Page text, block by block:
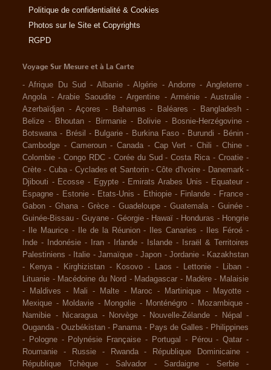
Politique de confidentialité & Cookies
Photos sur le Site et Copyrights
RGPD
Voyage Sur Mesure et à La Carte
-Afrique Du Sud - Albanie -Algérie -Andorre - Angleterre -
Angola -Arabie Saoudite -Argentine -Arménie -Australie -
Azerbaïdjan - Açores - Bahamas - Baléares - Bangladesh -
Belize - Bhoutan - Birmanie - Bolivie - Bosnie-Herzégovine -
Botswana - Brésil - Bulgarie - Burkina Faso - Burundi - Bénin -
Cambodge - Cameroun - Canada - Cap Vert - Chili -Chine -
Colombie - Congo RDC - Corée du Sud -Costa Rica -Croatie -
Crète - Cuba - Cyclades et Santorin -Côte d'Ivoire - Danemark -
Djibouti - Ecosse - Egypte - Emirats Arabes Unis - Equateur -
Espagne - Estonie - Etats-Unis - Ethiopie - Finlande - France -
Gabon - Ghana - Grèce - Guadeloupe - Guatemala - Guinée -
Guinée-Bissau - Guyane - Géorgie - Hawaï - Honduras - Hongrie
-
Ile Maurice - Ile de la Réunion - Iles Canaries - Iles Féroé -
Inde - Indonésie - Iran - Irlande - Islande -
Israël & Territoires
Palestiniens - Italie - Jamaïque - Japon - Jordanie - Kazakhstan
-
Kenya - Kirghizistan - Kosovo - Laos - Lettonie - Liban -
Lituanie - Macédoine du Nord - Madagascar - Madère - Malaisie
-
Maldives - Mali - Malte - Maroc - Martinique - Mayotte -
Mexique - Moldavie - Mongolie - Monténégro - Mozambique -
Namibie - Nicaragua - Norvège - Nouvelle-Zélande - Népal
-
Ouganda -Ouzbékistan - Panama - Pays de Galles - Philippines
-
Pologne - Polynésie Française - Portugal - Pérou -Qatar -
Roumanie
- Russie - Rwanda - République Dominicaine
-
République Tchèque
- Salvador - Sardaigne - Serbie -